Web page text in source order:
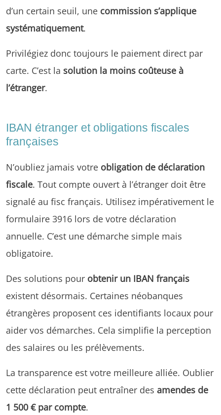
d’un certain seuil, une commission s’applique
systématiquement.
Privilégiez donc toujours le paiement direct par
carte. C’est la solution la moins coûteuse à
l’étranger.
IBAN étranger et obligations fiscales
françaises
N’oubliez jamais votre obligation de déclaration
fiscale. Tout compte ouvert à l’étranger doit être
signalé au fisc français. Utilisez impérativement le
formulaire 3916 lors de votre déclaration
annuelle. C’est une démarche simple mais
obligatoire.
Des solutions pour obtenir un IBAN français
existent désormais. Certaines néobanques
étrangères proposent ces identifiants locaux pour
aider vos démarches. Cela simplifie la perception
des salaires ou les prélèvements.
La transparence est votre meilleure alliée. Oublier
cette déclaration peut entraîner des amendes de
1 500 € par compte.